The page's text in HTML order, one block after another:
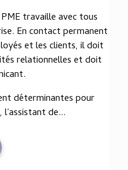
travaille avec tous
En contact permanent
et les clients, il doit
relationnelles et doit
déterminantes pour
l'assistant de...